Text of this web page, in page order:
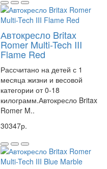
Автокресло Britax
Romer Multi-Tech III
Flame Red
Рассчитано на детей с 1
месяца жизни и весовой
категории от 0-18
килограмм.Автокресло Britax
Romer M..
30347р.